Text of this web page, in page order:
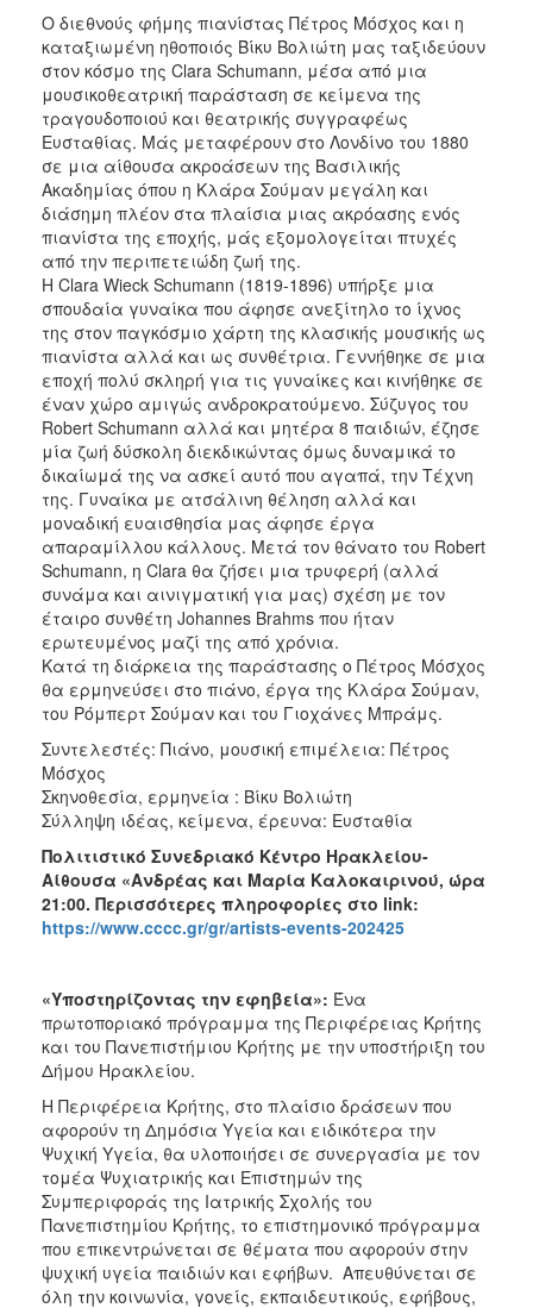
Ο διεθνούς φήμης πιανίστας Πέτρος Μόσχος και η
καταξιωμένη ηθοποιός Βίκυ Βολιώτη μας ταξιδεύουν
στον κόσμο της Clara Schumann, μέσα από μια
μουσικοθεατρική παράσταση σε κείμενα της
τραγουδοποιού και θεατρικής συγγραφέως
Ευσταθίας. Μάς μεταφέρουν στο Λονδίνο του 1880
σε μια αίθουσα ακροάσεων της Βασιλικής
Ακαδημίας όπου η Κλάρα Σούμαν μεγάλη και
διάσημη πλέον στα πλαίσια μιας ακρόασης ενός
πιανίστα της εποχής, μάς εξομολογείται πτυχές
από την περιπετειώδη ζωή της.
Η Clara Wieck Schumann (1819-1896) υπήρξε μια
σπουδαία γυναίκα που άφησε ανεξίτηλο το ίχνος
της στον παγκόσμιο χάρτη της κλασικής μουσικής ως
πιανίστα αλλά και ως συνθέτρια. Γεννήθηκε σε μια
εποχή πολύ σκληρή για τις γυναίκες και κινήθηκε σε
έναν χώρο αμιγώς ανδροκρατούμενο. Σύζυγος του
Robert Schumann αλλά και μητέρα 8 παιδιών, έζησε
μία ζωή δύσκολη διεκδικώντας όμως δυναμικά το
δικαίωμά της να ασκεί αυτό που αγαπά, την Τέχνη
της. Γυναίκα με ατσάλινη θέληση αλλά και
μοναδική ευαισθησία μας άφησε έργα
απαραμίλλου κάλλους. Μετά τον θάνατο του Robert
Schumann, η Clara θα ζήσει μια τρυφερή (αλλά
συνάμα και αινιγματική για μας) σχέση με τον
έταιρο συνθέτη Johannes Brahms που ήταν
ερωτευμένος μαζί της από χρόνια.
Κατά τη διάρκεια της παράστασης ο Πέτρος Μόσχος
θα ερμηνεύσει στο πιάνο, έργα της Κλάρα Σούμαν,
του Ρόμπερτ Σούμαν και του Γιοχάνες Μπράμς.
Συντελεστές: Πιάνο, μουσική επιμέλεια: Πέτρος
Μόσχος
Σκηνοθεσία, ερμηνεία : Βίκυ Βολιώτη
Σύλληψη ιδέας, κείμενα, έρευνα: Ευσταθία
Πολιτιστικό Συνεδριακό Κέντρο Ηρακλείου-
Αίθουσα «Ανδρέας και Μαρία Καλοκαιρινού, ώρα
21:00. Περισσότερες πληροφορίες στο link:
https://www.cccc.gr/gr/artists-events-202425
«Υποστηρίζοντας την εφηβεία»: Ένα
πρωτοποριακό πρόγραμμα της Περιφέρειας Κρήτης
και του Πανεπιστήμιου Κρήτης με την υποστήριξη του
Δήμου Ηρακλείου.
Η Περιφέρεια Κρήτης, στο πλαίσιο δράσεων που
αφορούν τη Δημόσια Υγεία και ειδικότερα την
Ψυχική Υγεία, θα υλοποιήσει σε συνεργασία με τον
τομέα Ψυχιατρικής και Επιστημών της
Συμπεριφοράς της Ιατρικής Σχολής του
Πανεπιστημίου Κρήτης, το επιστημονικό πρόγραμμα
που επικεντρώνεται σε θέματα που αφορούν στην
ψυχική υγεία παιδιών και εφήβων. Απευθύνεται σε
όλη την κοινωνία, γονείς, εκπαιδευτικούς, εφήβους,